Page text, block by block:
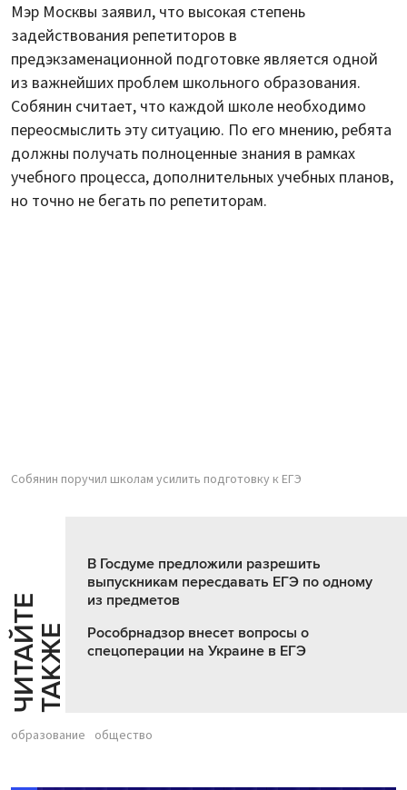
Мэр Москвы заявил, что высокая степень
задействования репетиторов в
предэкзаменационной подготовке является одной
из важнейших проблем школьного образования.
Собянин считает, что каждой школе необходимо
переосмыслить эту ситуацию. По его мнению, ребята
должны получать полноценные знания в рамках
учебного процесса, дополнительных учебных планов,
но точно не бегать по репетиторам.
Собянин поручил школам усилить подготовку к ЕГЭ
Ч
И
Т
АЙ
Т
Е
Т
А
К
ЖЕ
В Госдуме предложили разрешить
выпускникам пересдавать ЕГЭ по одному
из предметов
Рособрнадзор внесет вопросы о
спецоперации на Украине в ЕГЭ
образование общество